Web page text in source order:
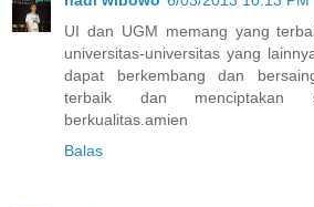
UI dan UGM memang yang
universitas-universitas yang
dapat berkembang dan
terbaik dan menciptakan
berkualitas.amien
Balas